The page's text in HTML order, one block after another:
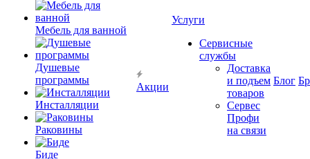
Мебель для ванной
Душевые
программы
Инсталляции
Раковины
Биде
Акции
Услуги
Сервисные
службы
Доставка
и подъем
товаров
Сервес
Профи
на связи
Блог